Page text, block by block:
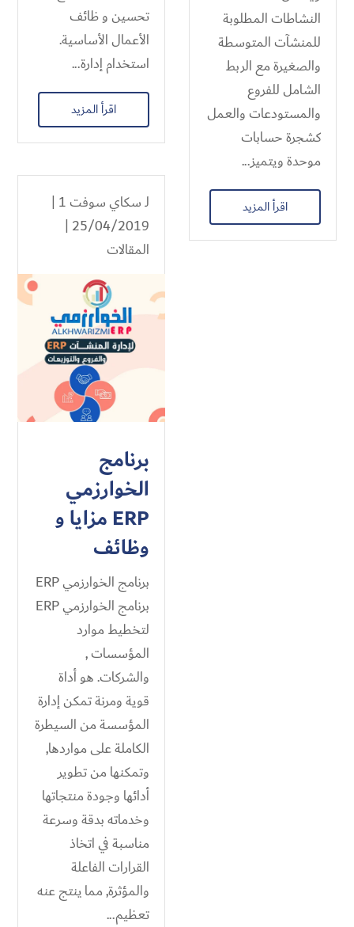
تحسين و ظائف
الأعمال الأساسية.
استخدام إدارة...
اقرأ المزيد
النشاطات المطلوبة
للمنشآت المتوسطة
والصغيرة مع الربط
الشامل للفروع
والمستودعات والعمل
كشجرة حسابات
موحدة ويتميز...
اقرأ المزيد لـسكاي سوفت 1
|
25/04/2019 |
المقالات
برنامج
الخوارزمي
ERP مزايا و
وظائف
برنامج الخوارزمي ERP
برنامج الخوارزمي ERP
لتخطيط موارد
المؤسسات ,
والشركات. هو أداة
قوية ومرنة تمكن إدارة
المؤسسة من السيطرة
الكاملة على مواردها,
وتمكنها من تطوير
أدائها وجودة منتجاتها
وخدماته بدقة وسرعة
مناسبة في اتخاذ
القرارات الفاعلة
والمؤثرة, مما ينتج عنه
تعظيم...